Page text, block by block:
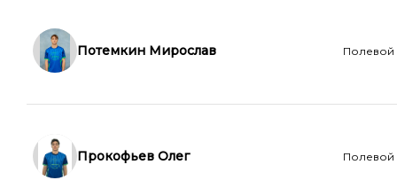
Потемкин Мирослав Полевой
Прокофьев Олег Полевой